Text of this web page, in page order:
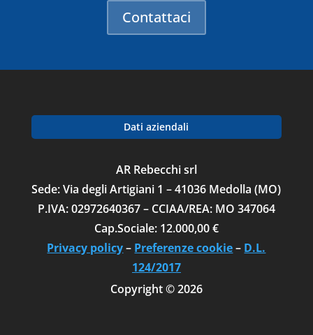
Contattaci
Dati aziendali
AR Rebecchi srl
Sede: Via degli Artigiani 1 – 41036 Medolla (MO)
P.IVA: 02972640367 – CCIAA/REA: MO 347064
Cap.Sociale: 12.000,00 €
Privacy policy– Preferenze cookie– D.L.
124/2017
Copyright © 2026